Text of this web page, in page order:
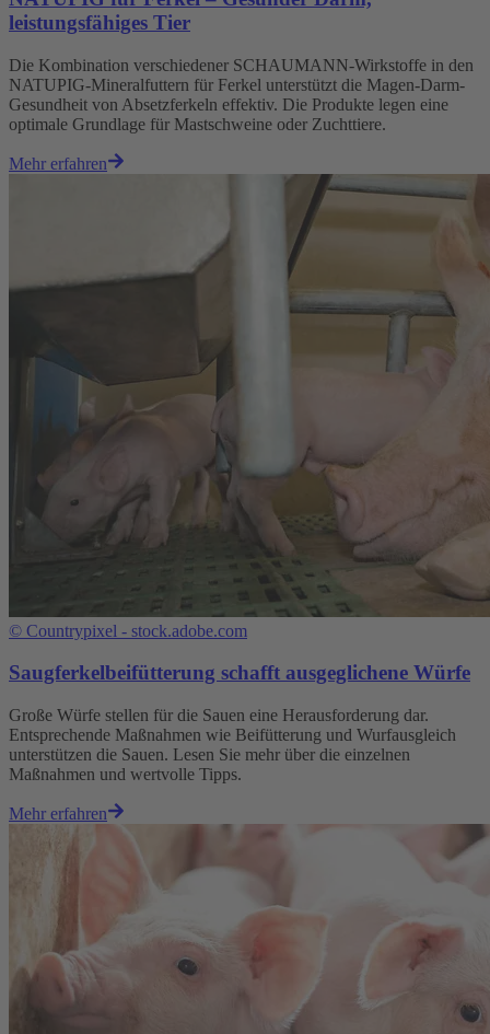
leistungsfähiges Tier
Die Kombination verschiedener SCHAUMANN-Wirkstoffe in den
NATUPIG-Mineralfuttern für Ferkel unterstützt die Magen-Darm-
Gesundheit von Absetzferkeln effektiv. Die Produkte legen eine
optimale Grundlage für Mastschweine oder Zuchttiere.
Mehr erfahren
© Countrypixel - stock.adobe.com
Saugferkelbeifütterung schafft ausgeglichene Würfe
Große Würfe stellen für die Sauen eine Herausforderung dar.
Entsprechende Maßnahmen wie Beifütterung und Wurfausgleich
unterstützen die Sauen. Lesen Sie mehr über die einzelnen
Maßnahmen und wertvolle Tipps.
Mehr erfahren